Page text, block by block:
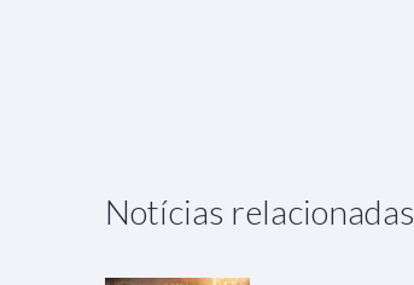
Notícias relacionadas